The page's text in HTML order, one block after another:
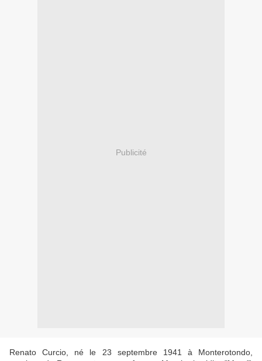
Publicité
Renato Curcio, né le 23 septembre 1941 à Monterotondo,